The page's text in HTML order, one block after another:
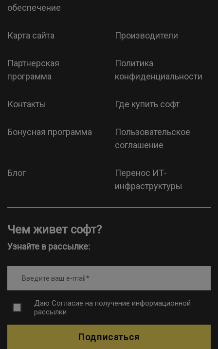
обеспечение
Карта сайта Производители
Партнерская
программа
Политика
конфиденциальности
Контакты Где купить софт
Бонусная программа
Пользовательское
соглашение
Блог
Перенос ИТ-
инфраструктуры
Чем живет софт?
Узнайте в рассылке:
Введите ваш e-mail
Даю Согласие на получение информационной
рассылки
Подписаться